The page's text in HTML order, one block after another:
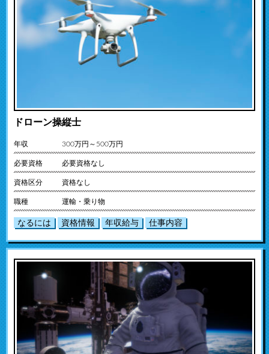
ドローン操縦士
年収 300万円～500万円
必要資格 必要資格なし
資格区分 資格なし
職種 運輸・乗り物
なるには 資格情報 年収給与 仕事内容